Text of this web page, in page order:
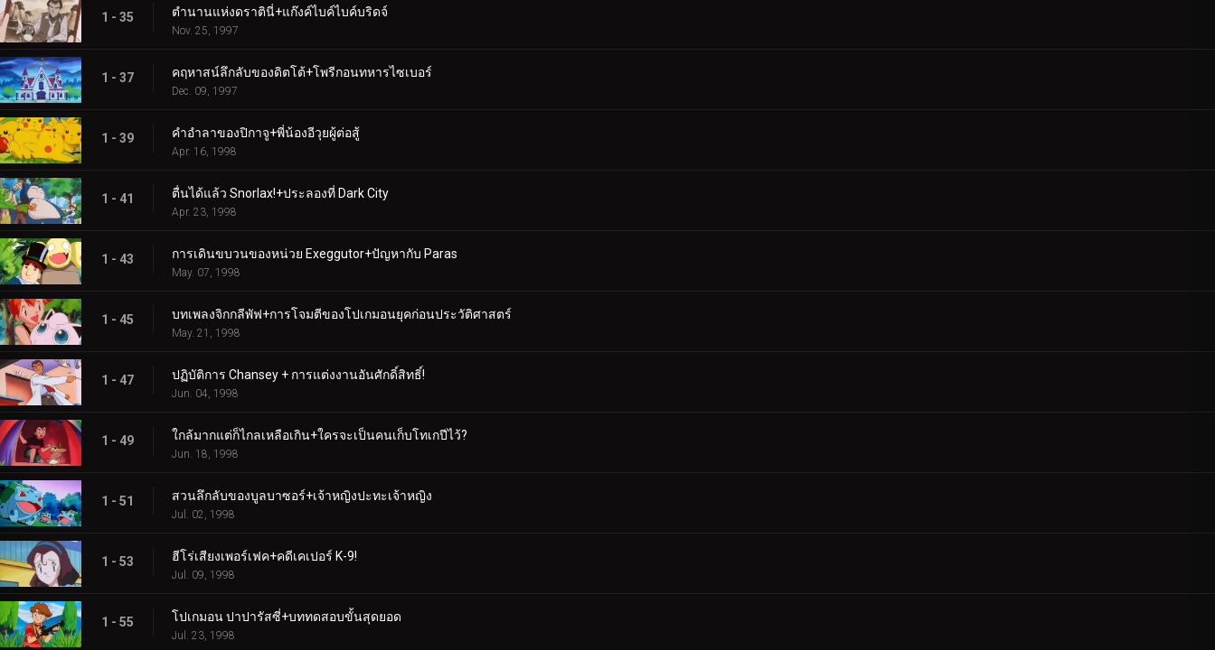
1 - 35 ตำนานแห่งดราตินี่+แก๊งค์ไบค์ไบค์บริดจ์
Nov. 25, 1997
1 - 37 คฤหาสน์ลึกลับของดิตโต้+โพรีกอนทหารไซเบอร์
Dec. 09, 1997
1 - 39 คำอำลาของปิกาจู+พี่น้องอีวุยผู้ต่อสู้
Apr. 16, 1998
1 - 41 ตื่นได้แล้ว Snorlax!+ประลองที่ Dark City
Apr. 23, 1998
1 - 43 การเดินขบวนของหน่วย Exeggutor+ปัญหากับ Paras
May. 07, 1998
1 - 45 บทเพลงจิกกลีพัฟ+การโจมตีของโปเกมอนยุคก่อนประวัติศาสตร์
May. 21, 1998
1 - 47 ปฏิบัติการ Chansey + การแต่งงานอันศักดิ์สิทธิ์!
Jun. 04, 1998
1 - 49 ใกล้มากแต่ก็ไกลเหลือเกิน+ใครจะเป็นคนเก็บโทเกปีไว้?
Jun. 18, 1998
1 - 51 สวนลึกลับของบูลบาซอร์+เจ้าหญิงปะทะเจ้าหญิง
Jul. 02, 1998
1 - 53 ฮีโร่เสียงเพอร์เฟค+คดีเคเปอร์ K-9!
Jul. 09, 1998
1 - 55 โปเกมอน ปาปารัสซี่+บททดสอบขั้นสุดยอด
Jul. 23, 1998